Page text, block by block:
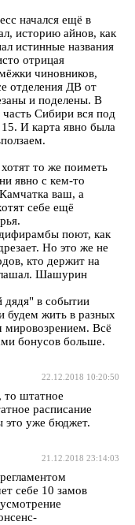
начался ещё в
историю айнов, как
истинные названия
отрицая
чиновников,
отделения ДВ от
и поделены. В
Сибири вся под
И карта явно была
то же поиметь
явно с кем-то
ваш, а
себе ещё
поют, как
Но это же не
кто держит на
Шашурин
в событии
будем жить в разных
мировозрением. Всё
бонусов больше.
22.12.2018 10:20:50
то штатное
расписание
это уже бюджет.
21.12.2018 23:14:03
себе 10 замов